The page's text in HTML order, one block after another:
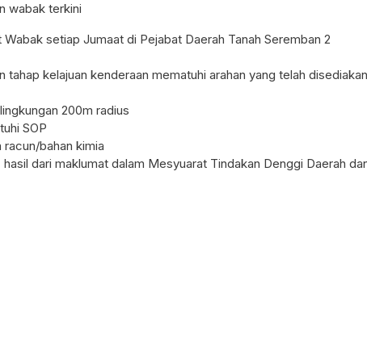
wabak terkini
setiap Jumaat di Pejabat Daerah Tanah Seremban 2
kelajuan kenderaan mematuhi arahan yang telah disediakan
200m radius
SOP
bahan kimia
dari maklumat dalam Mesyuarat Tindakan Denggi Daerah
DATUK BANDAR MAJLIS BANDARAYA
KEMPEN